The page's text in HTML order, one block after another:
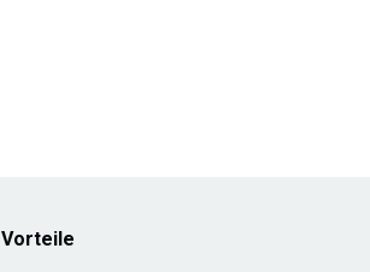
Vorteile